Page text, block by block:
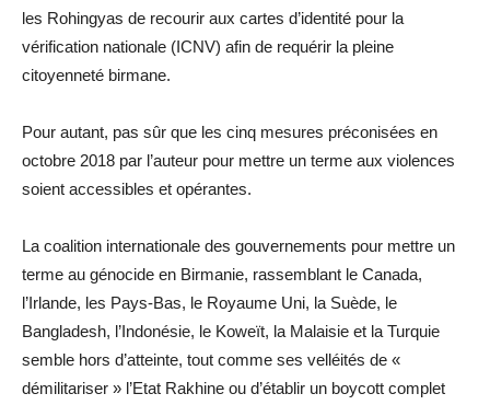
les Rohingyas de recourir aux cartes d’identité pour la
vérification nationale (ICNV) afin de requérir la pleine
citoyenneté birmane.
Pour autant, pas sûr que les cinq mesures préconisées en
octobre 2018 par l’auteur pour mettre un terme aux violences
soient accessibles et opérantes.
La coalition internationale des gouvernements pour mettre un
terme au génocide en Birmanie, rassemblant le Canada,
l’Irlande, les Pays-Bas, le Royaume Uni, la Suède, le
Bangladesh, l’Indonésie, le Koweït, la Malaisie et la Turquie
semble hors d’atteinte, tout comme ses velléités de «
démilitariser » l’Etat Rakhine ou d’établir un boycott complet